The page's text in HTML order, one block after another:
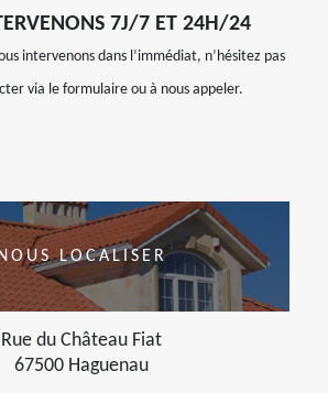
7J/7 ET 24H/24
intervenons dans l’immédiat, n’hésitez pas
via le formulaire ou à nous appeler.
NOUS LOCALISER
Rue du Château Fiat
67500 Haguenau